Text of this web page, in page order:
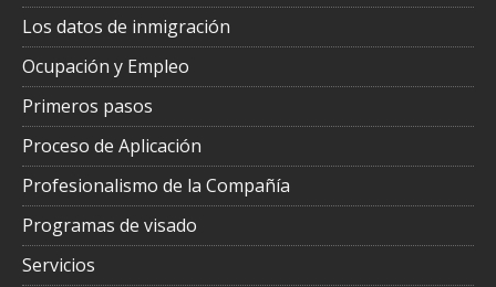
Los datos de inmigración
Ocupación y Empleo
Primeros pasos
Proceso de Aplicación
Profesionalismo de la Compañía
Programas de visado
Servicios